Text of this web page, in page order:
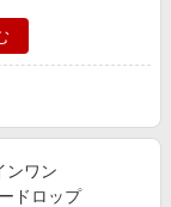
ンワン
ドロップ